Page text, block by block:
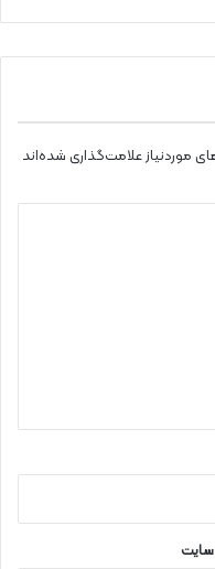
موردنیاز علامت‌گذاری شده‌اند